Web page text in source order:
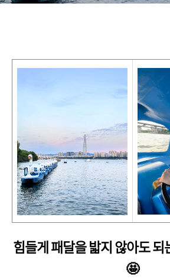
힘들게 패달을 밟지 않아도
🤩